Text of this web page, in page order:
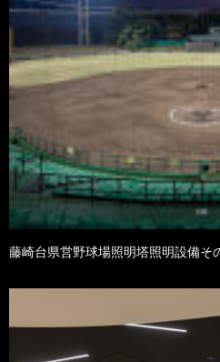
藤崎台県営野球場照明塔照明設備そ